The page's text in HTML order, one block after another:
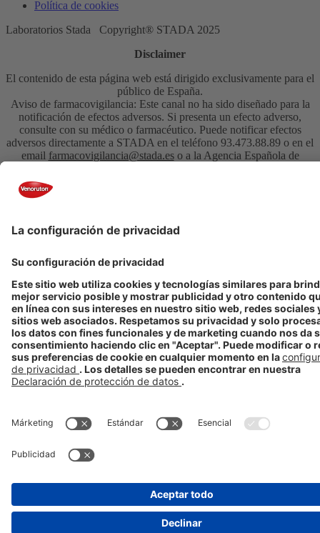
Política de cookies
Laboratorios Stada Copyright® STADA 2025
Disclaimer
El contenido de esta página web está dirigido exclusivamente para el
público de España.
Aviso de farmacovigilancia: Este canal no ha sido diseñado para la
notificación de efectos adversos. Si presenta un efecto adverso,
consulte con su médico o farmacéutico. Puede notificar efectos
adversos directamente a STADA en el teléfono 93.473.88.89 o en el
email farmacovigilancia@stada.eso a la Agencia Española de
dirección